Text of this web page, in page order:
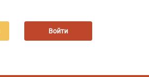
Войти